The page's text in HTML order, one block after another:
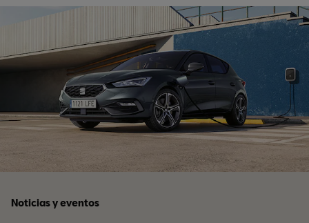
Noticias y eventos